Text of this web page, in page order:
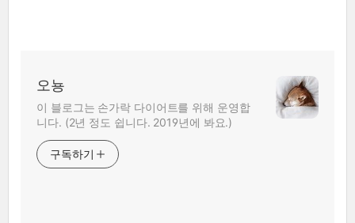
오뇽
이 블로그는 손가락 다이어트를 위해 운영합
니다. (2년 정도 쉽니다. 2019년에 봐요.)
구독하기